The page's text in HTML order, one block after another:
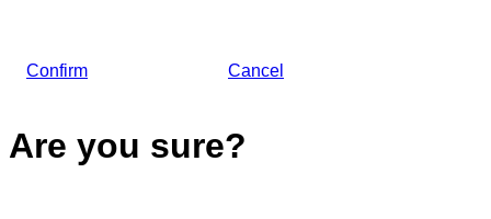
Confirm Cancel
Are you sure?